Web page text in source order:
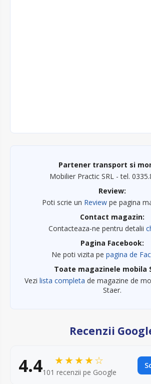
Partener transport si
Mobilier Practic SRL - tel.
Review:
Poti scrie un Reviewpe pagina
Contact magazin:
Contacteaza-ne pentru detalii
Pagina Facebook:
Ne poti vizita pe pagina de
Toate magazinele mobila
Vezi lista completa de magazine de
Staer.
Recenzii
4.4 ★★★★☆
101 recenzii pe Google